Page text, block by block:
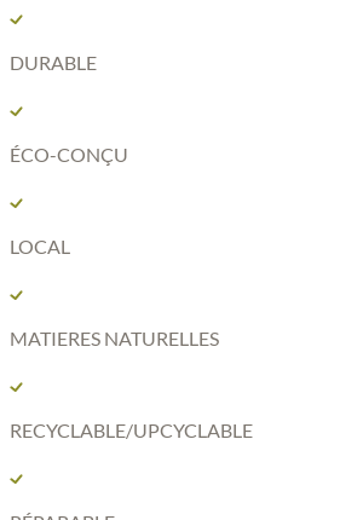
DURABLE
ÉCO-CONÇU
LOCAL
MATIERES NATURELLES
RECYCLABLE/UPCYCLABLE